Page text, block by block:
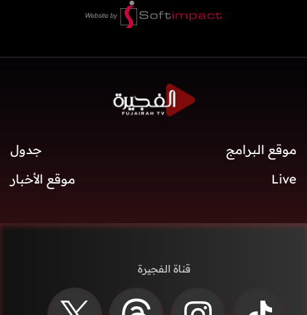
موقع البرامج
جدول
Live
موقع الأخبار
قناة الفجيرة